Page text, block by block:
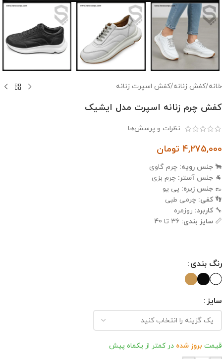
خانه/کفش زنانه/کفش اسپرت زنانه
کفش چرم زنانه اسپرت مدل ایشیک
نظرات و پرسش‌ها
4,275,000 تومان
🐂 جنس رویه: چرم گاوی
🐐 جنس آستر: چرم بزی
👞 جنس زیره: پی یو
👣کفی: چرمی طبی
🔧کاربرد: روزمره
📏 سایز بندی: 36 تا 40
رنگ بندی
سایز
قیمت بروز شده در کمتر از یکماه پیش